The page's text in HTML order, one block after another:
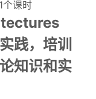
个课时
践，培训
知识和实